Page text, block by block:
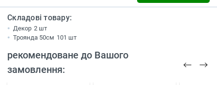
Складові товару:
Декор 2 шт
Троянда 50см 101 шт
рекомендоване до Вашого
замовлення: